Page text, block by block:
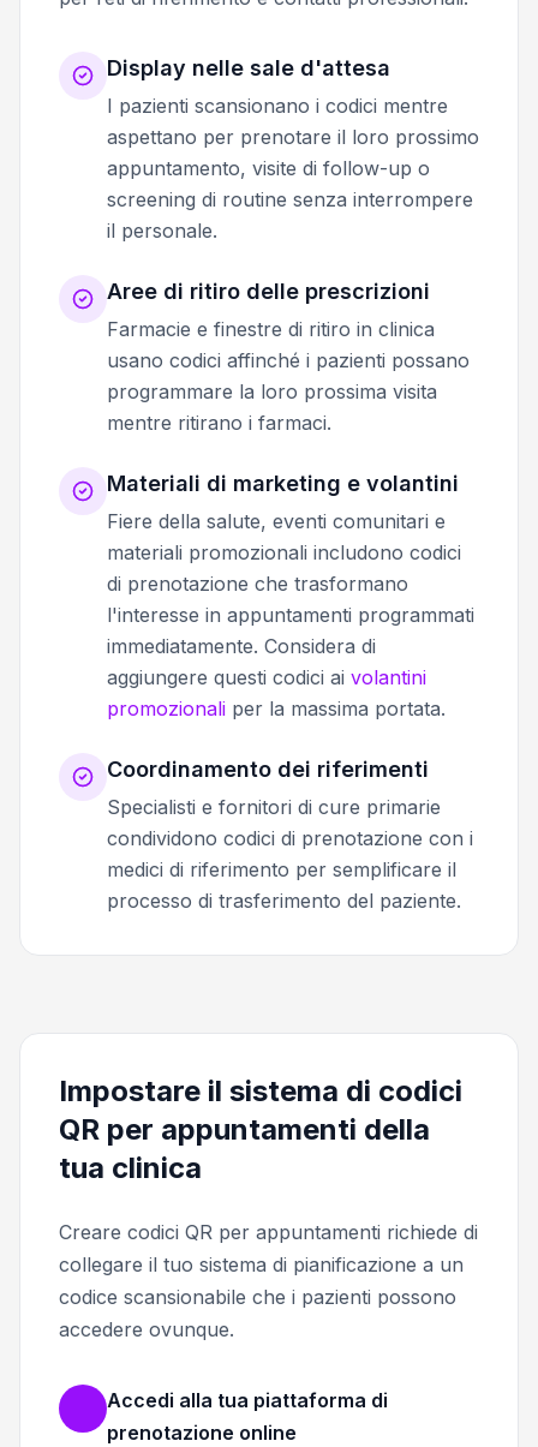
Display nelle sale d'attesa
I pazienti scansionano i codici mentre
aspettano per prenotare il loro prossimo
appuntamento, visite di follow-up o
screening di routine senza interrompere
il personale.
Aree di ritiro delle prescrizioni
Farmacie e finestre di ritiro in clinica
usano codici affinché i pazienti possano
programmare la loro prossima visita
mentre ritirano i farmaci.
Materiali di marketing e volantini
Fiere della salute, eventi comunitari e
materiali promozionali includono codici
di prenotazione che trasformano
l'interesse in appuntamenti programmati
immediatamente. Considera di
aggiungere questi codici ai volantini
promozionali per la massima portata.
Coordinamento dei riferimenti
Specialisti e fornitori di cure primarie
condividono codici di prenotazione con i
medici di riferimento per semplificare il
processo di trasferimento del paziente.
Impostare il sistema di codici
QR per appuntamenti della
tua clinica
Creare codici QR per appuntamenti richiede di
collegare il tuo sistema di pianificazione a un
codice scansionabile che i pazienti possono
accedere ovunque.
Accedi alla tua piattaforma di
prenotazione online